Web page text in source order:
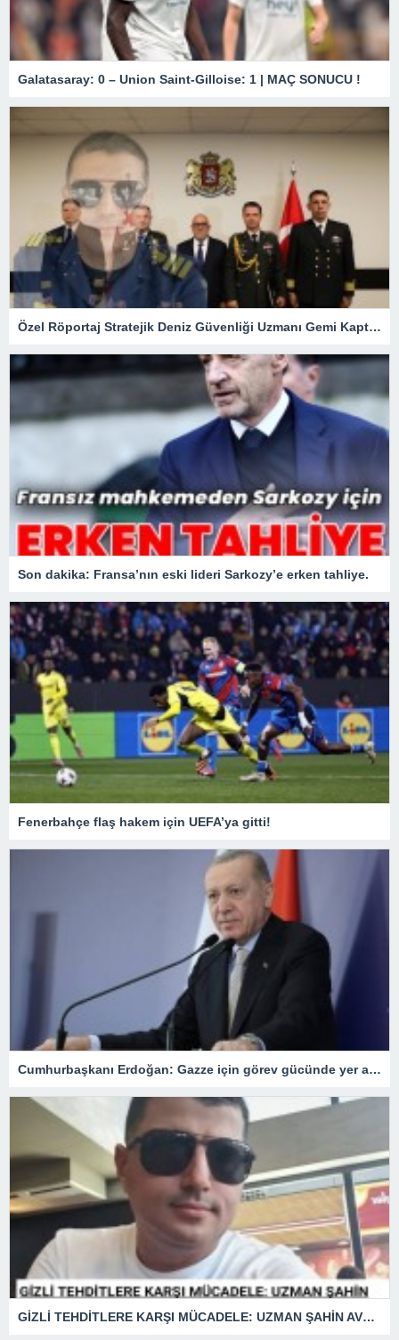
Galatasaray: 0 – Union Saint-Gilloise: 1 | MAÇ SONUCU !
Özel Röportaj Stratejik Deniz Güvenliği Uzmanı Gemi Kaptanı Şahin Avşar ile Konuştuk? “Karadeniz’de yeni bir güvenlik mimarisi mi doğuyor?
Son dakika: Fransa’nın eski lideri Sarkozy’e erken tahliye.
Fenerbahçe flaş hakem için UEFA’ya gitti!
Cumhurbaşkanı Erdoğan: Gazze için görev gücünde yer alacağız.
GİZLİ TEHDİTLERE KARŞI MÜCADELE: UZMAN ŞAHİN AVŞAR ANLATIYOR – “İSTİHBARATA KARŞI KOYMADAN VAZGEÇMEK, KAPINIZI AÇIK BIRAKMAK GİBİDİR!”